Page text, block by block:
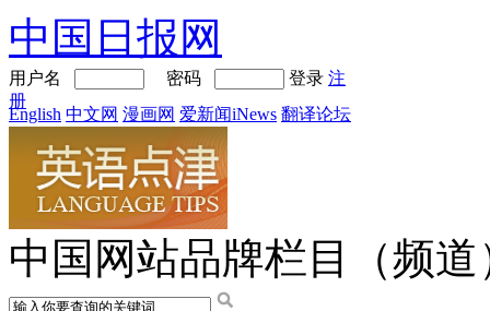
中国日报网
用户名 密码 登录 注
册
English 中文网 漫画网 爱新闻iNews 翻译论坛
中国网站品牌栏目（频道